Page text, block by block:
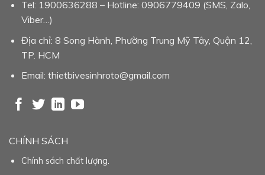
Tel: 1900636288 – Hotline: 0906779409 (SMS, Zalo,
Viber…)
Địa chỉ: 8 Song Hành, Phường Trung Mỹ Tây, Quận 12,
TP. HCM
Email: thietbivesinhroto@gmail.com
CHÍNH SÁCH
Chính sách chất lượng.